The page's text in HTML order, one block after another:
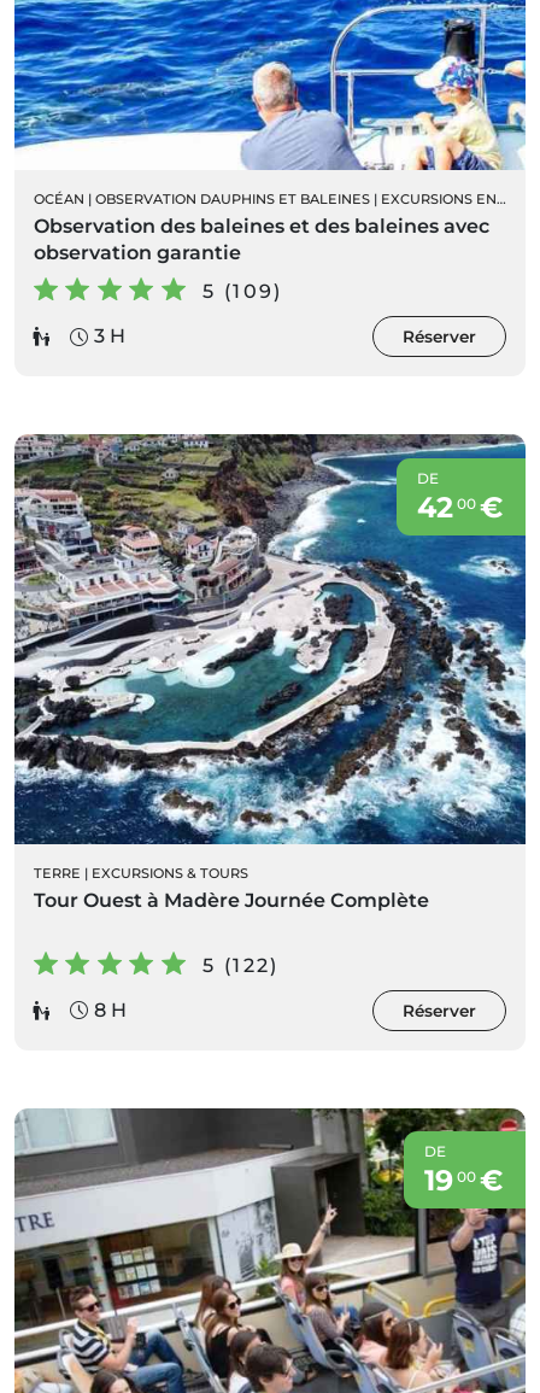
OCÉAN | OBSERVATION DAUPHINS ET BALEINES | EXCURSIONS EN BATEAU
Observation des baleines et des baleines avec
observation garantie
5 (109)
3 H
Réserver
DE
42 00€
TERRE | EXCURSIONS & TOURS
Tour Ouest à Madère Journée Complète
5 (122)
8 H
Réserver
DE
19 00€